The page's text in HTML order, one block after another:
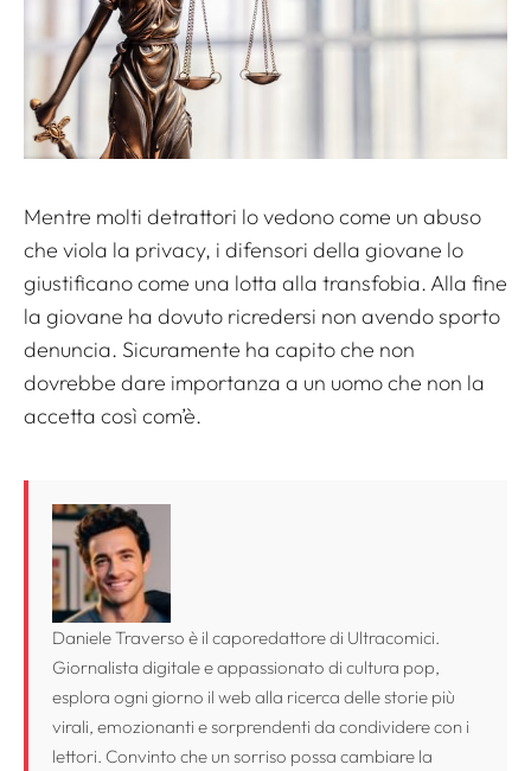
Mentre molti detrattori lo vedono come un abuso
che viola la privacy, i difensori della giovane lo
giustificano come una lotta alla transfobia. Alla fine
la giovane ha dovuto ricredersi non avendo sporto
denuncia. Sicuramente ha capito che non
dovrebbe dare importanza a un uomo che non la
accetta così com’è.
Daniele Traverso è il caporedattore di Ultracomici.
Giornalista digitale e appassionato di cultura pop,
esplora ogni giorno il web alla ricerca delle storie più
virali, emozionanti e sorprendenti da condividere con i
lettori. Convinto che un sorriso possa cambiare la